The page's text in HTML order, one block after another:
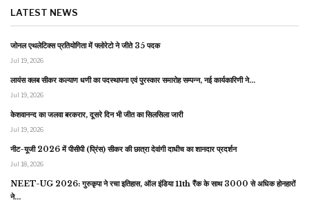
LATEST NEWS
जोनल एथलेटिक्स प्रतियोगिता में फ्लोरेटो ने जीते 35 पदक
Jul 19, 2026
लायंस क्लब सीकर कल्याण धणी का पदस्थापना एवं पुरस्कार समारोह सम्पन्न, नई कार्यकारिणी ने…
Jul 19, 2026
केशवानन्द का जलवा बरकरार, दूसरे दिन भी जीत का सिलसिला जारी
Jul 19, 2026
नीट-यूजी 2026 में पीसीपी (प्रिंस) सीकर की छात्रा देवांगी दाधीच का शानदार प्रदर्शन
Jul 18, 2026
NEET-UG 2026: गुरुकृपा ने रचा इतिहास, ऑल इंडिया 11th रैंक के साथ 3000 से अधिक होनहारों
ने…